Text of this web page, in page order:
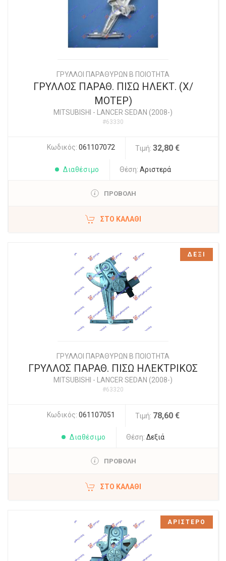
ΓΡΥΛΛΟΙ ΠΑΡΑΘΥΡΩΝ Β ΠΟΙΟΤΗΤΑ
ΓΡΥΛΛΟΣ ΠΑΡΑΘ. ΠΙΣΩ ΗΛΕΚΤ. (Χ/
ΜΟΤΕΡ)
MITSUBISHI - LANCER SEDAN (2008-)
#63330
Κωδικός: 061107072 Τιμή: 32,80 €
Διαθέσιμο Θέση: Αριστερά
ΠΡΟΒΟΛΗ
ΣΤΟ ΚΑΛΆΘΙ
ΓΡΥΛΛΟΙ ΠΑΡΑΘΥΡΩΝ Β ΠΟΙΟΤΗΤΑ
ΓΡΥΛΛΟΣ ΠΑΡΑΘ. ΠΙΣΩ ΗΛΕΚΤΡΙΚΟΣ
MITSUBISHI - LANCER SEDAN (2008-)
#63320
Κωδικός: 061107051 Τιμή: 78,60 €
Διαθέσιμο Θέση: Δεξιά
ΠΡΟΒΟΛΗ
ΣΤΟ ΚΑΛΆΘΙ
ΔΕΞΙ
ΑΡΙΣΤΕΡΟ